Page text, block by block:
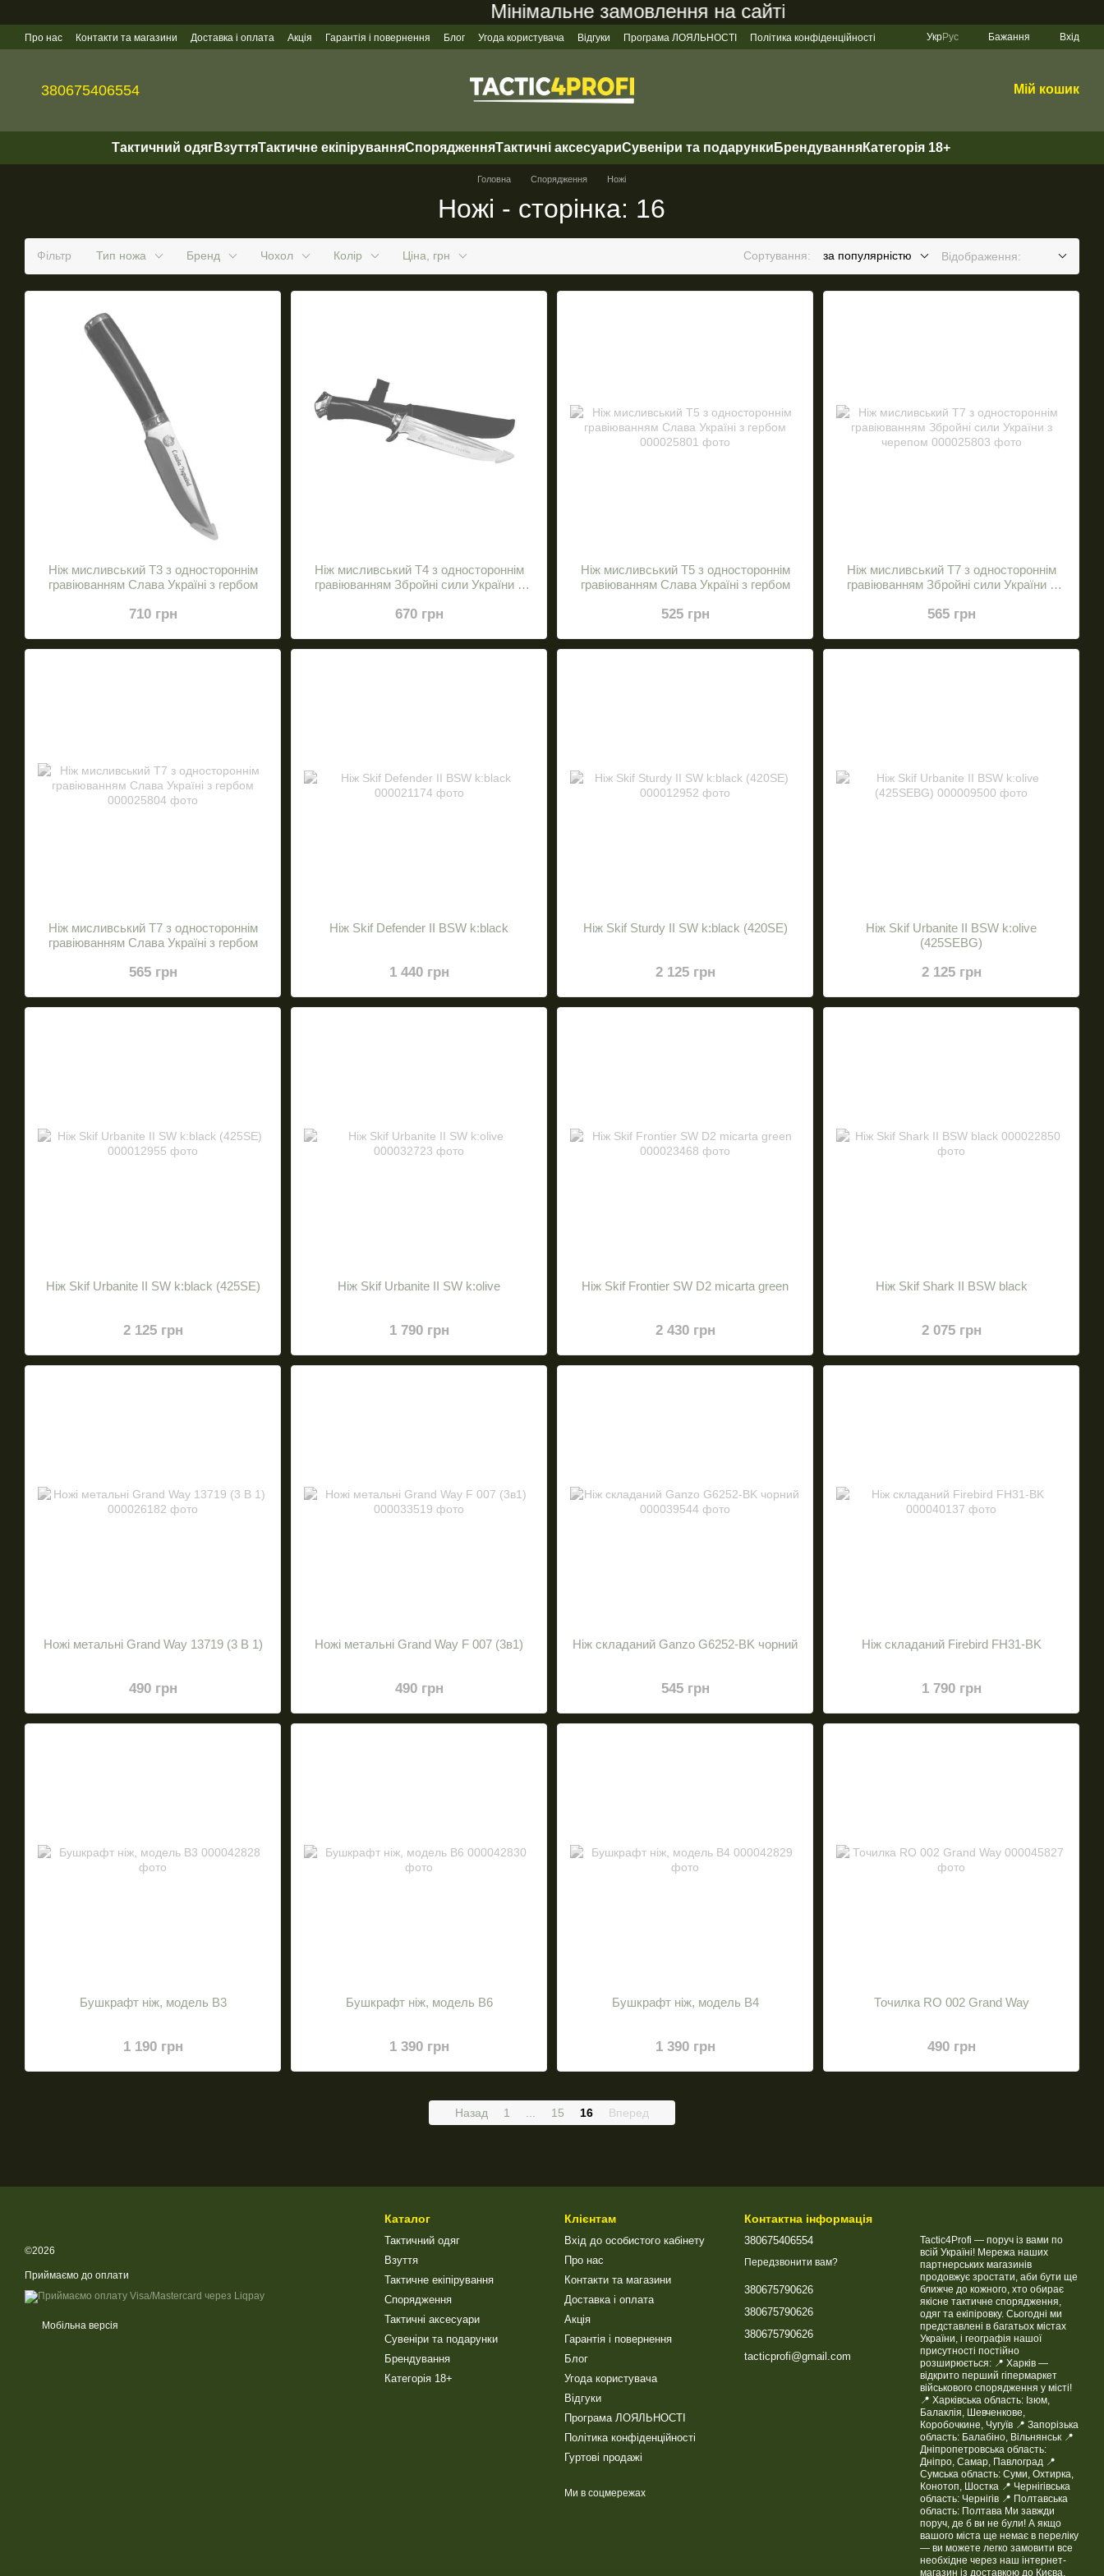
Мінімальне замовлення на сайті становить 200 грн
Про нас Контакти та магазини Доставка і оплата Акція Гарантія і повернення Блог Угода користувача Відгуки Програма ЛОЯЛЬНОСТІ
Політика конфіденційності
УкрРус Бажання Вхід
380675406554 Мій кошик
Тактичний одягВзуттяТактичне екіпіруванняСпорядженняТактичні аксесуариСувеніри та подарунки БрендуванняКатегорія 18+
Головна Спорядження Ножі
Ножі - сторінка: 16
Фільтр Тип ножа Бренд Чохол Колір Ціна, грн Сортування: за популярністю Відображення:
Ніж мисливський Т3 з одностороннім
гравіюванням Слава Україні з гербом
710 грн
Ніж мисливський Т4 з одностороннім
гравіюванням Збройні сили України з
670 грн
Ніж мисливський Т5 з одностороннім
гравіюванням Слава Україні з гербом
525 грн
Ніж мисливський Т7 з одностороннім
гравіюванням Збройні сили України з
565 грн
Ніж мисливський Т7 з одностороннім
гравіюванням Слава Україні з гербом
565 грн
Нiж Skif Defender II BSW k:black
1 440 грн
Нiж Skif Sturdy II SW k:black (420SE)
2 125 грн
Нiж Skif Urbanite II BSW k:olive
(425SEBG)
2 125 грн
Нiж Skif Urbanite II SW k:black (425SE)
2 125 грн
Нiж Skif Urbanite II SW k:olive
1 790 грн
Ніж Skif Frontier SW D2 micarta green
2 430 грн
Ніж Skif Shark II BSW black
2 075 грн
Ножі метальні Grand Way 13719 (3 В 1)
490 грн
Ножі метальні Grand Way F 007 (3в1)
490 грн
Ніж складаний Ganzo G6252-BK чорний
545 грн
Ніж складаний Firebird FH31-BK
1 790 грн
Бушкрафт ніж, модель В3
1 190 грн
Бушкрафт ніж, модель В6
1 390 грн
Бушкрафт ніж, модель В4
1 390 грн
Точилка RO 002 Grand Way
490 грн
Назад 1 15 16 Вперед
©2026
Приймаємо до оплати
Мобільна версія
Каталог
Тактичний одяг
Взуття
Тактичне екіпірування
Спорядження
Тактичні аксесуари
Сувеніри та подарунки
Брендування
Категорія 18+
Клієнтам
Вхід до особистого кабінету
Про нас
Контакти та магазини
Доставка і оплата
Акція
Гарантія і повернення
Блог
Угода користувача
Відгуки
Програма ЛОЯЛЬНОСТІ
Політика конфіденційності
Гуртові продажі
Ми в соцмережах
Контактна інформація
380675406554
Передзвонити вам?
380675790626
380675790626
380675790626
tacticprofi@gmail.com
Tactic4Profi — поруч із вами по
всій Україні! Мережа наших
партнерських магазинів
продовжує зростати, аби бути ще
ближче до кожного, хто обирає
якісне тактичне спорядження,
одяг та екіпіровку. Сьогодні ми
представлені в багатьох містах
України, і географія нашої
присутності постійно
розширюється: 📍 Харків —
відкрито перший гіпермаркет
військового спорядження у місті!
📍 Харківська область: Ізюм,
Балаклія, Шевченкове,
Коробочкине, Чугуїв 📍 Запорізька
область: Балабіно, Вільнянськ 📍
Дніпропетровська область:
Дніпро, Самар, Павлоград 📍
Сумська область: Суми, Охтирка,
Конотоп, Шостка 📍 Чернігівська
область: Чернігів 📍 Полтавська
область: Полтава Ми завжди
поруч, де б ви не були! А якщо
вашого міста ще немає в переліку
— ви можете легко замовити все
необхідне через наш інтернет-
магазин із доставкою до Києва,